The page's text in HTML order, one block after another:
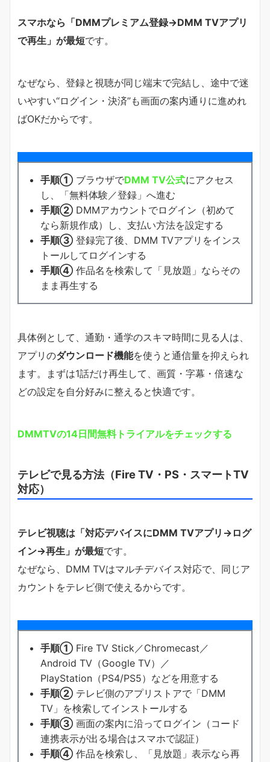
スマホなら「DMMプレミアム登録→DMM TVアプリ
で再生」が最短です。
なぜなら、登録と視聴が同じ端末で完結し、途中で迷
いやすい“ログイン・決済”も画面の案内通りに進めれ
ばOKだからです。
手順① ブラウザでDMM TV公式にアクセス
し、「無料体験／登録」へ進む
手順② DMMアカウントでログイン（初めて
なら新規作成）し、支払い方法を設定する
手順③ 登録完了後、DMM TVアプリをインス
トールしてログインする
手順④ 作品名を検索して「見放題」ならその
まま再生する
具体例として、通勤・通学のスキマ時間に見る人は、
アプリのダウンロード機能を使うと通信量を抑えられ
ます。まずは1話だけ再生して、画質・字幕・倍速な
どの設定を自分好みに整えると快適です。
DMMTVの14日間無料トライアルをチェックする
テレビで見る方法（Fire TV・PS・スマートTV
対応）
テレビ視聴は「対応デバイスにDMM TVアプリ→ログ
イン→再生」が最短です。
なぜなら、DMM TVはマルチデバイス対応で、同じア
カウントをテレビ側で使えるからです。
手順① Fire TV Stick／Chromecast／
Android TV（Google TV）／
PlayStation（PS4/PS5）などを用意する
手順② テレビ側のアプリストアで「DMM
TV」を検索してインストールする
手順③ 画面の案内に沿ってログイン（コード
連携表示が出る場合はスマホで認証）
手順④ 作品を検索し、「見放題」表示なら再